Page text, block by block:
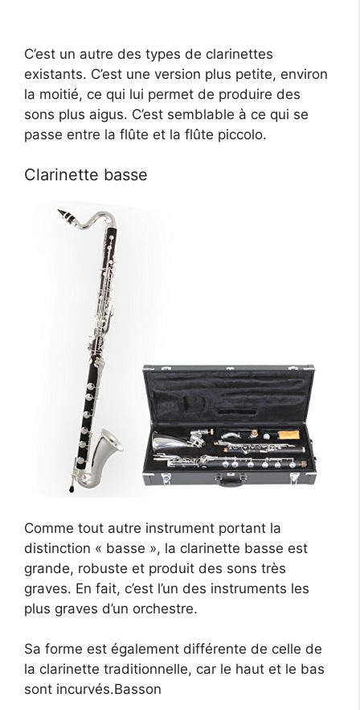
C’est un autre des types de clarinettes
existants. C’est une version plus petite, environ
la moitié, ce qui lui permet de produire des
sons plus aigus. C’est semblable à ce qui se
passe entre la flûte et la flûte piccolo.
Clarinette basse
Comme tout autre instrument portant la
distinction « basse », la clarinette basse est
grande, robuste et produit des sons très
graves. En fait, c’est l’un des instruments les
plus graves d’un orchestre.
Sa forme est également différente de celle de
la clarinette traditionnelle, car le haut et le bas
sont incurvés.Basson